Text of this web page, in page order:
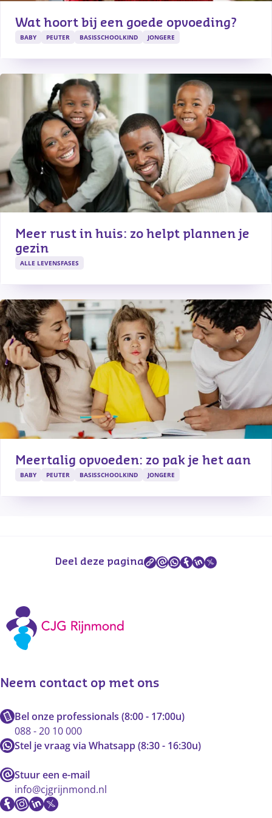
Wat hoort bij een goede opvoeding?
BABY PEUTER BASISSCHOOLKIND JONGERE
Meer rust in huis: zo helpt plannen je
gezin
ALLE LEVENSFASES
Meertalig opvoeden: zo pak je het aan
BABY PEUTER BASISSCHOOLKIND JONGERE
Deel deze pagina
Neem contact op met ons
Bel onze professionals (8:00 - 17:00u)
088 - 20 10 000
Stel je vraag via Whatsapp (8:30 - 16:30u)
Stuur een e-mail
info@cjgrijnmond.nl